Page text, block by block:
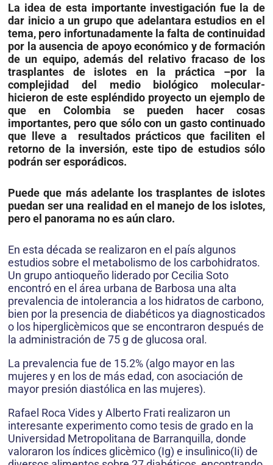
La idea de esta importante investigación fue la de
dar inicio a un grupo que adelantara estudios en el
tema, pero infortunadamente la falta de continuidad
por la ausencia de apoyo económico y de formación
de un equipo, además del relativo fracaso de los
trasplantes de islotes en la práctica –por la
complejidad del medio biológico molecular-
hicieron de este espléndido proyecto un ejemplo de
que en Colombia se pueden hacer cosas
importantes, pero que sólo con un gasto continuado
que lleve a resultados prácticos que faciliten el
retorno de la inversión, este tipo de estudios sólo
podrán ser esporádicos.
Puede que más adelante los trasplantes de islotes
puedan ser una realidad en el manejo de los islotes,
pero el panorama no es aún claro.
En esta década se realizaron en el país algunos
estudios sobre el metabolismo de los carbohidratos.
Un grupo antioqueño liderado por Cecilia Soto
encontró en el área urbana de Barbosa una alta
prevalencia de intolerancia a los hidratos de carbono,
bien por la presencia de diabéticos ya diagnosticados
o los hiperglicèmicos que se encontraron después de
la administración de 75 g de glucosa oral.
La prevalencia fue de 15.2% (algo mayor en las
mujeres y en los de más edad, con asociación de
mayor presión diastólica en las mujeres).
Rafael Roca Vides y Alberto Frati realizaron un
interesante experimento como tesis de grado en la
Universidad Metropolitana de Barranquilla, donde
valoraron los índices glicèmico (Ig) e insulìnico(Ii) de